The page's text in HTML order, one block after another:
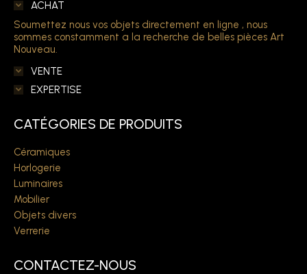
ACHAT
Soumettez nous vos objets directement en ligne , nous
sommes constamment a la recherche de belles pièces Art
Nouveau.
VENTE
EXPERTISE
CATÉGORIES DE PRODUITS
Céramiques
Horlogerie
Luminaires
Mobilier
Objets divers
Verrerie
CONTACTEZ-NOUS